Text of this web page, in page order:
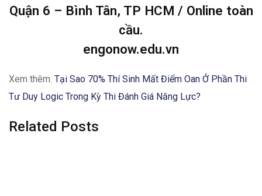
Quận 6 – Bình Tân, TP HCM / Online toàn
cầu.
engonow.edu.vn
Xem thêm: Tại Sao 70% Thí Sinh Mất Điểm Oan Ở Phần Thi
Tư Duy Logic Trong Kỳ Thi Đánh Giá Năng Lực?
Related Posts